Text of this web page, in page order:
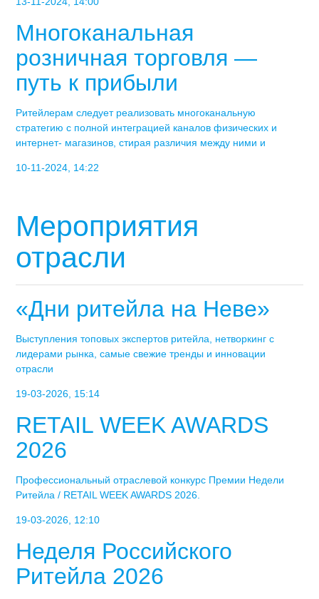
Многоканальная
розничная торговля —
путь к прибыли
Ритейлерам следует реализовать многоканальную
стратегию с полной интеграцией каналов физических и
интернет- магазинов, стирая различия между ними и
10-11-2024, 14:22
Мероприятия
отрасли
«Дни ритейла на Неве»
Выступления топовых экспертов ритейла, нетворкинг с
лидерами рынка, самые свежие тренды и инновации
отрасли
19-03-2026, 15:14
RETAIL WEEK AWARDS
2026
Профессиональный отраслевой конкурс Премии Недели
Ритейла / RETAIL WEEK AWARDS 2026.
19-03-2026, 12:10
Неделя Российского
Ритейла 2026